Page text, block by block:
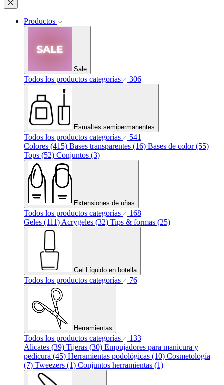
Productos
Sale
Todos los productos categorías 306
Esmaltes semipermanentes
Todos los productos categorías
541
Colores (415) Bases transparentes (16) Bases de color (55)
Tops (52) Conjuntos (3)
Extensiones de uñas
Todos los productos categorías
168
Geles (111) Acrygeles (32) Tips & formas (25)
Gel Líquido en botella
Todos los productos categorías 76
Herramientas
Todos los productos categorías
133
Alicates (39) Tijeras (30) Empujadores para manicura y
pedicura (45) Herramientas podológicas (10) Cosmetología
(7) Tweezers (1) Conjuntos herramientas (1)